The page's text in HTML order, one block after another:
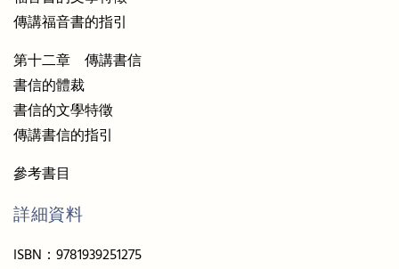
傳講福音書的指引
第十二章 傳講書信
書信的體裁
書信的文學特徵
傳講書信的指引
參考書目
詳細資料
ISBN：9781939251275